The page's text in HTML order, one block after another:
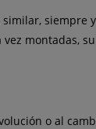
siempre
montadas,
o al